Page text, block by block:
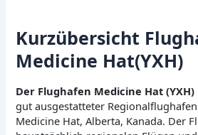
Kurzübersicht
Medicine Hat(YXH)
Der Flughafen Medicine Hat (YXH)
gut ausgestatteter
Medicine Hat, Alberta, Kanada. Der